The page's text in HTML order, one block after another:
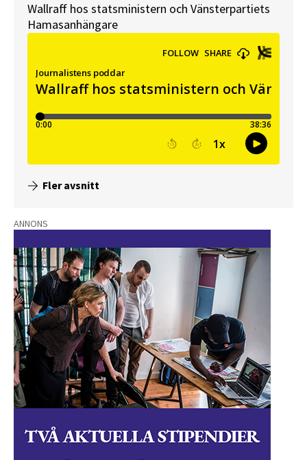
Wallraff hos statsministern och Vänsterpartiets
Hamasanhängare
Fler avsnitt
ANNONS